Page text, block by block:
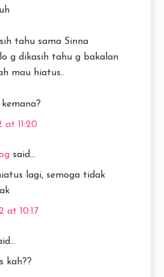
tahu sama Sinna
g dikasih tahu g bakalan
mau hiatus..
at 11:20
said...
lagi, semoga tidak
at 10:17
kah??